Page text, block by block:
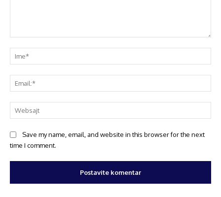
Save my name, email, and website in this browser for the next
time I comment.